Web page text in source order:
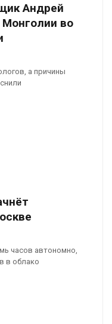
Андрей
во
а причины
часов автономно,
в облако